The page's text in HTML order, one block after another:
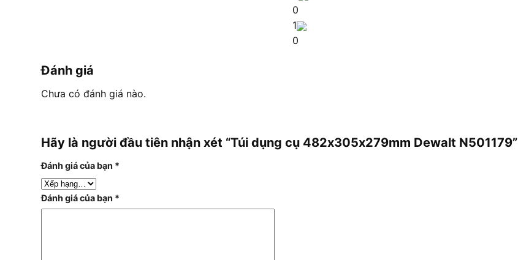
0
1
0
Đánh giá
Chưa có đánh giá nào.
Hãy là người đầu tiên nhận xét “Túi dụng cụ 482x305x279mm Dewalt N501179”
Đánh giá của bạn *
Đánh giá của bạn *